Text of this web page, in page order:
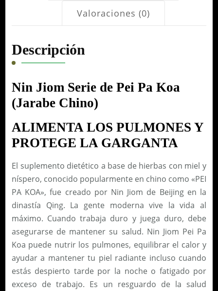
Valoraciones (0)
Descripción
Nin Jiom Serie de Pei Pa Koa
(Jarabe Chino)
ALIMENTA LOS PULMONES Y
PROTEGE LA GARGANTA
El suplemento dietético a base de hierbas con miel y
níspero, conocido popularmente en chino como «PEI
PA KOA», fue creado por Nin Jiom de Beijing en la
dinastía Qing. La gente moderna vive la vida al
máximo. Cuando trabaja duro y juega duro, debe
asegurarse de mantener su salud. Nin Jiom Pei Pa
Koa puede nutrir los pulmones, equilibrar el calor y
ayudar a mantener tu piel radiante incluso cuando
estás despierto tarde por la noche o fatigado por
exceso de trabajo. Es un resguardo de la salud